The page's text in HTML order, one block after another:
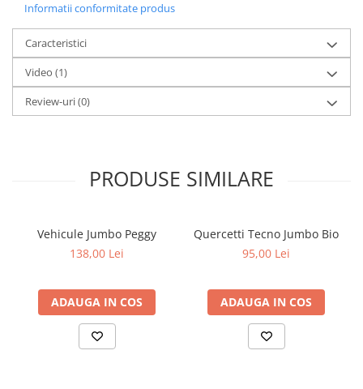
gravitatia. Fie cu o brosura de instructiuni, fie cu jocul liber,
construirea unui traseu de marble run stimuleaza memoria de
lucru si imbunatateste capacitatea de gandire analitica. Si cel mai
bine, ne bazam pe un sistem existent pentru a-si extinde durata
de viata in camera copiilor. Toate cele 123 de piese si
componente de la MARBLE RUN - CUTIE DE CONSTRUCTIE DE
BAZA sunt compatibile cu componentele comune de la alti
producatori si prin urmare, pot fi combinate creativ cu blocurile
cutie: 28.5 x 43.5 x 11 cm; Greutate: 1.917 kg.
Informatii conformitate produs
Caracteristici
Video (1)
Review-uri(0)
PRODUSE SIMILARE
Vehicule Jumbo Peggy
138,00 Lei
ADAUGA IN COS
Quercetti Tecno Jumbo Bio
95,00 Lei
ADAUGA IN COS